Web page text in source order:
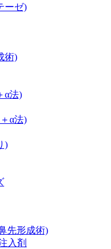
ーゼ)
術)
α法)
α法)
)
先形成術)
入剤